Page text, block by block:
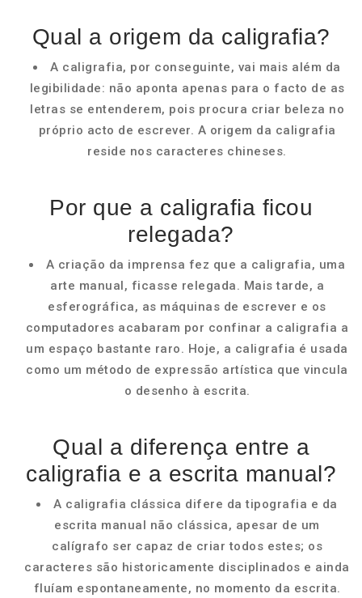
Qual a origem da caligrafia?
A caligrafia, por conseguinte, vai mais além da
legibilidade: não aponta apenas para o facto de as
letras se entenderem, pois procura criar beleza no
próprio acto de escrever. A origem da caligrafia
reside nos caracteres chineses.
Por que a caligrafia ficou
relegada?
A criação da imprensa fez que a caligrafia, uma
arte manual, ficasse relegada. Mais tarde, a
esferográfica, as máquinas de escrever e os
computadores acabaram por confinar a caligrafia a
um espaço bastante raro. Hoje, a caligrafia é usada
como um método de expressão artística que vincula
o desenho à escrita.
Qual a diferença entre a
caligrafia e a escrita manual?
A caligrafia clássica difere da tipografia e da
escrita manual não clássica, apesar de um
calígrafo ser capaz de criar todos estes; os
caracteres são historicamente disciplinados e ainda
fluíam espontaneamente, no momento da escrita.